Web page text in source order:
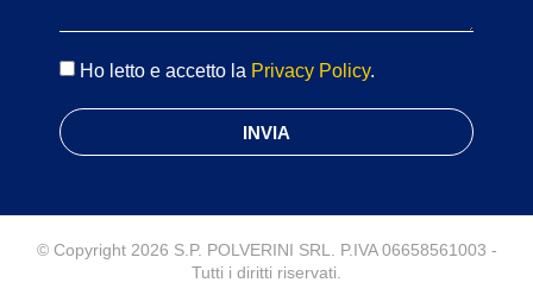
Ho letto e accetto la Privacy Policy.
INVIA
© Copyright 2026 S.P. POLVERINI SRL. P.IVA 06658561003 -
Tutti i diritti riservati.